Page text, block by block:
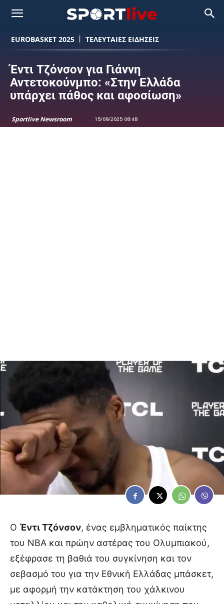
EUROBASKET 2025 ΤΕΛΕΥΤΑΙΕΣ ΕΙΔΗΣΕΙΣ
Έντι Τζόνσον για Γιάννη
Αντετοκούνμπο: «Στην Ελλάδα
υπάρχει πάθος και αφοσίωση»
Sportlive Newsroom 15/09/2025 08:48
Ο Έντι Τζόνσον, ένας εμβληματικός παίκτης
του NBA και πρώην αστέρας του Ολυμπιακού,
εξέφρασε τη βαθιά του συγκίνηση και τον
σεβασμό του για την Εθνική Ελλάδας μπάσκετ,
με αφορμή την κατάκτηση του χάλκινου